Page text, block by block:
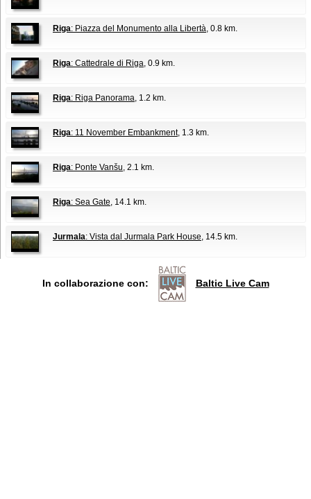
Riga: Piazza del Monumento alla Libertà, 0.8 km.
Riga: Cattedrale di Riga, 0.9 km.
Riga: Riga Panorama, 1.2 km.
Riga: 11 November Embankment, 1.3 km.
Riga: Ponte Vanšu, 2.1 km.
Riga: Sea Gate, 14.1 km.
Jurmala: Vista dal Jurmala Park House, 14.5 km.
In collaborazione con: Baltic Live Cam